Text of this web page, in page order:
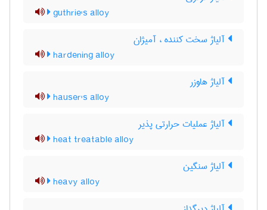
guthrie's alloy
آلیاژ سخت کننده ، آمیژان
hardening alloy
آلیاژ هاوزر
hauser's alloy
آلیاژ عملیات حرارتی پذیر
heat treatable alloy
آلیاژ سنگین
heavy alloy